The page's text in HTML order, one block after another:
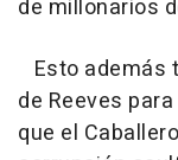
de millonarios
Esto además
de Reeves
que el